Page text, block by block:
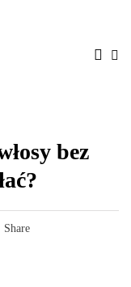
bez
Share